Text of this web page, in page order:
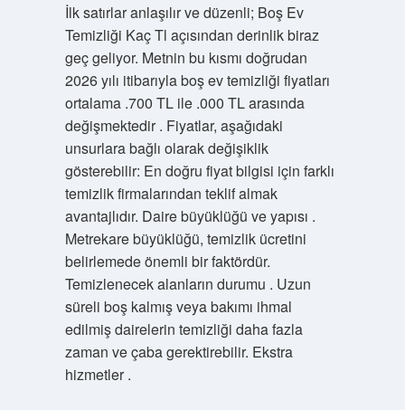
İlk satırlar anlaşılır ve düzenli; Boş Ev
Temizliği Kaç Tl açısından derinlik biraz
geç geliyor. Metnin bu kısmı doğrudan
2026 yılı itibarıyla boş ev temizliği fiyatları
ortalama .700 TL ile .000 TL arasında
değişmektedir . Fiyatlar, aşağıdaki
unsurlara bağlı olarak değişiklik
gösterebilir: En doğru fiyat bilgisi için farklı
temizlik firmalarından teklif almak
avantajlıdır. Daire büyüklüğü ve yapısı .
Metrekare büyüklüğü, temizlik ücretini
belirlemede önemli bir faktördür.
Temizlenecek alanların durumu . Uzun
süreli boş kalmış veya bakımı ihmal
edilmiş dairelerin temizliği daha fazla
zaman ve çaba gerektirebilir. Ekstra
hizmetler .